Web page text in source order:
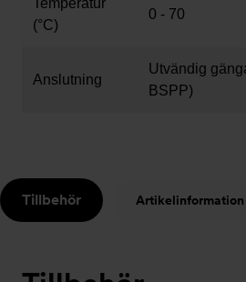
Temperatur
(°C)
0 - 70
Anslutning
Utvändig
BSPP)
Tillbehör Artikelinformation